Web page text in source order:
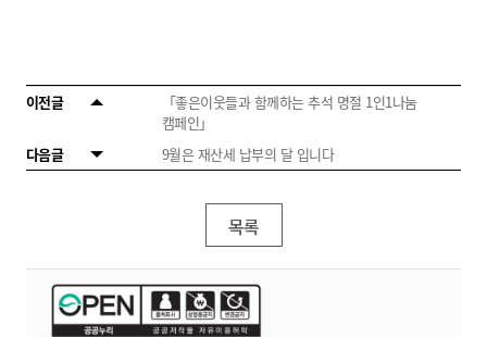
이전글
「좋은이웃들과 함께하는 추석 명절 1인1나눔
캠페인」
다음글
9월은 재산세 납부의 달 입니다
목록